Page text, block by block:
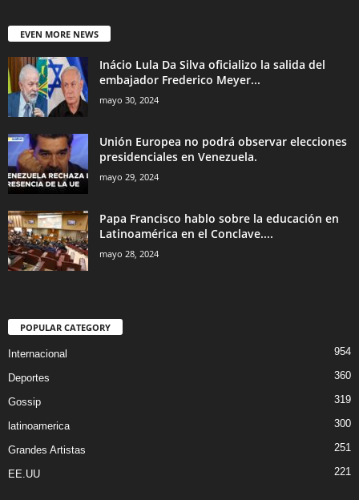
EVEN MORE NEWS
Inácio Lula Da Silva oficializo la salida del
embajador Frederico Meyer...
mayo 30, 2024
Unión Europea no podrá observar elecciones
presidenciales en Venezuela.
mayo 29, 2024
Papa Francisco hablo sobre la educación en
Latinoamérica en el Conclave....
mayo 28, 2024
POPULAR CATEGORY
Internacional 954
Deportes 360
Gossip 319
latinoamerica 300
Grandes Artistas 251
EE.UU 221